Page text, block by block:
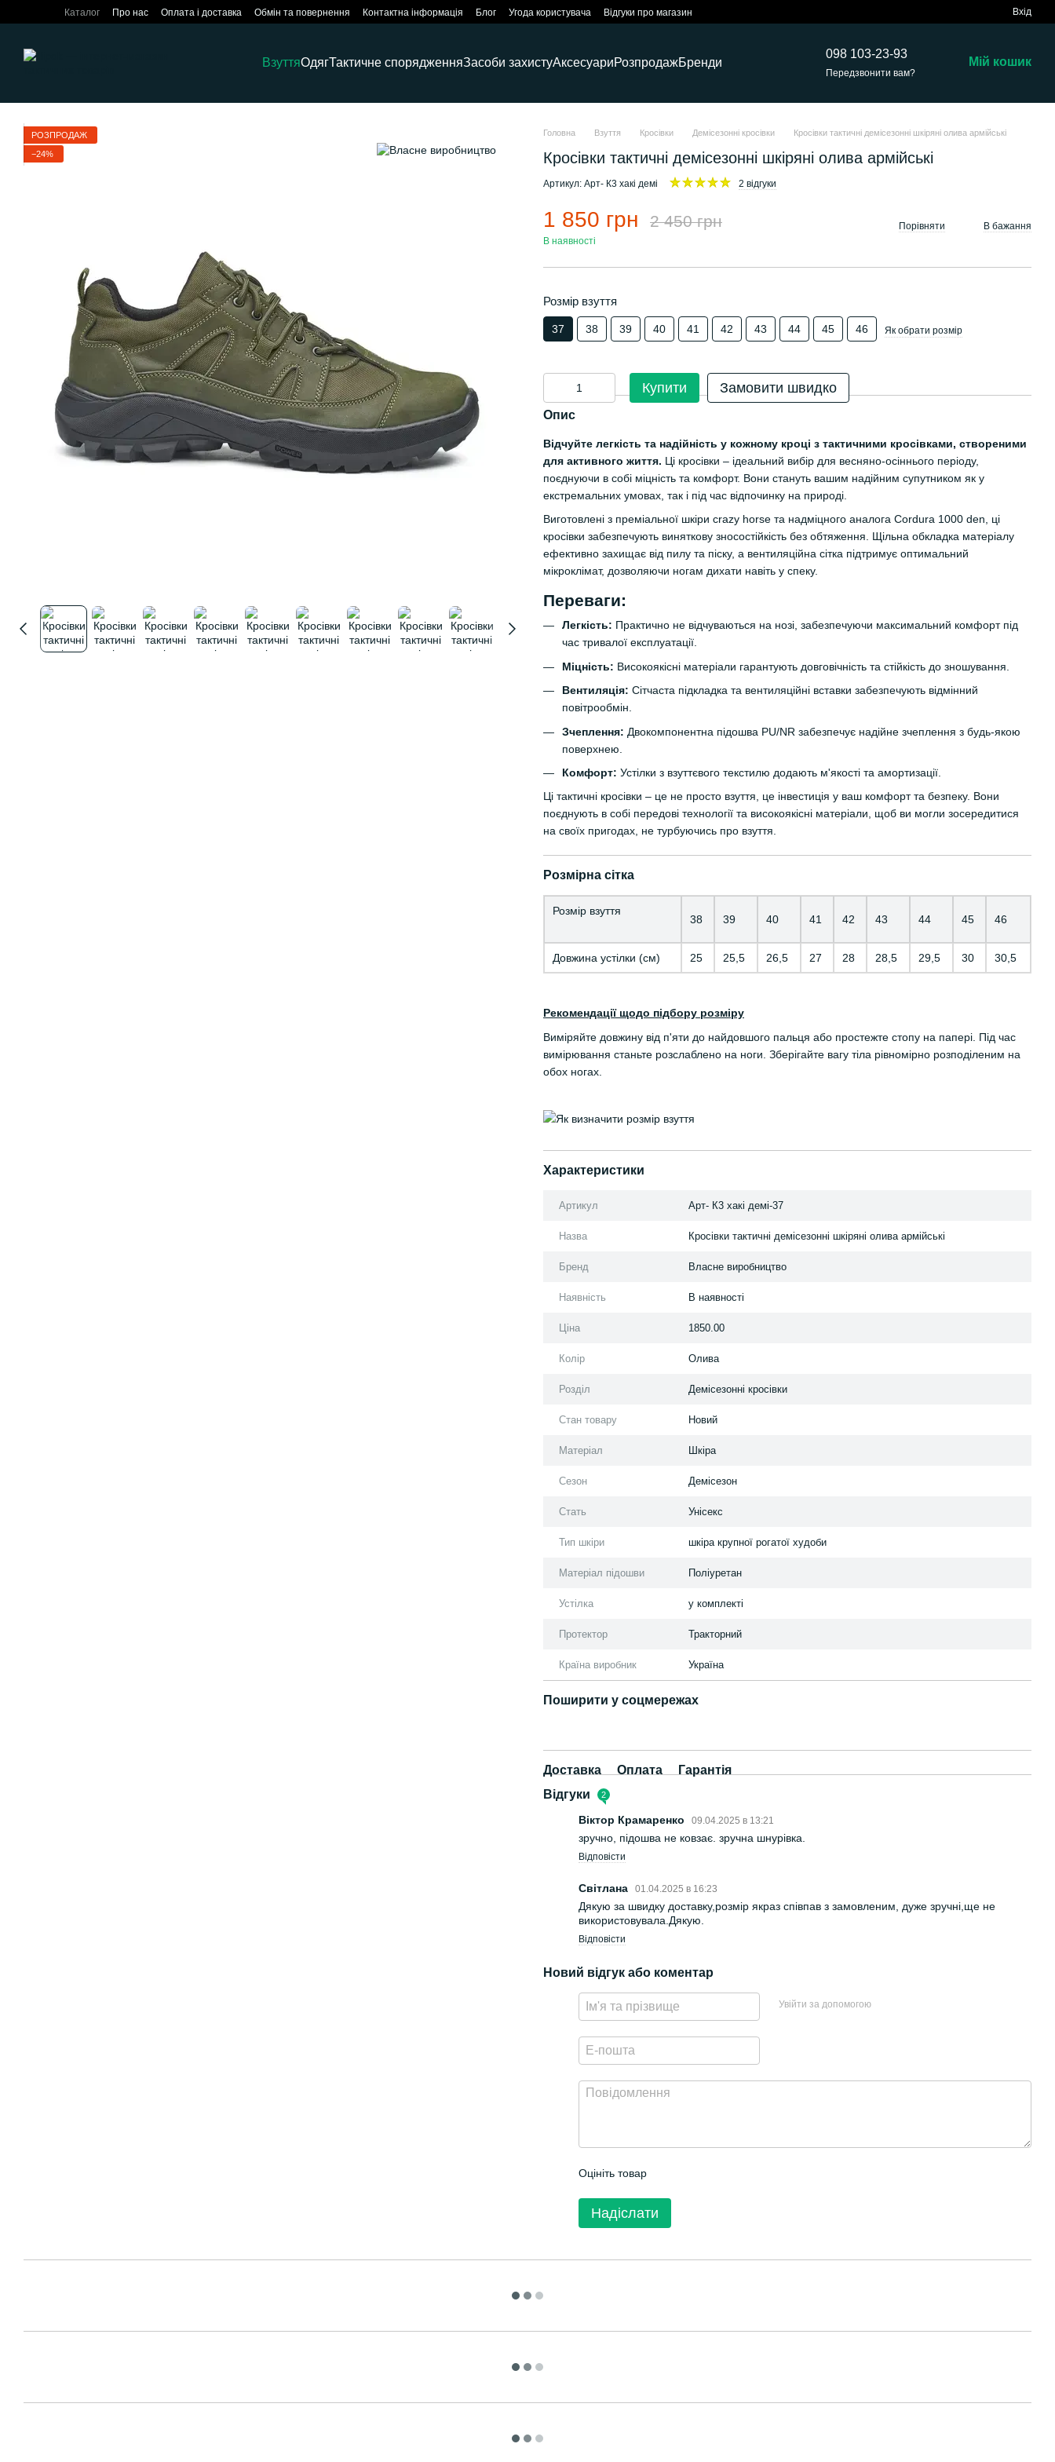
Перейти до основного контенту
Каталог Про нас Оплата і доставка Обмін та повернення Контактна інформація Блог Угода користувача Відгуки про магазин Вхід
ВзуттяОдягТактичне спорядженняЗасоби захистуАксесуариРозпродажБренди
098 103-23-93
Передзвонити вам?
Мій кошик
РОЗПРОДАЖ
−24%
Головна Взуття Кросівки Демісезонні кросівки Кросівки тактичні демісезонні шкіряні олива армійські
Кросівки тактичні демісезонні шкіряні олива армійські
Артикул: Арт- К3 хакі демі 2 відгуки
1 850 грн 2 450 грн
В наявності
Порівняти В бажання
Розмір взуття
37 38 39 40 41 42 43 44 45 46 Як обрати розмір
Купити Замовити швидко
Опис
Відчуйте легкість та надійність у кожному кроці з тактичними кросівками, створеними
для активного життя. Ці кросівки – ідеальний вибір для весняно-осіннього періоду,
поєднуючи в собі міцність та комфорт. Вони стануть вашим надійним супутником як у
екстремальних умовах, так і під час відпочинку на природі.
Виготовлені з преміальної шкіри crazy horse та надміцного аналога Cordura 1000 den, ці
кросівки забезпечують виняткову зносостійкість без обтяження. Щільна обкладка матеріалу
ефективно захищає від пилу та піску, а вентиляційна сітка підтримує оптимальний
мікроклімат, дозволяючи ногам дихати навіть у спеку.
Переваги:
Легкість: Практично не відчуваються на нозі, забезпечуючи максимальний комфорт під
час тривалої експлуатації.
Міцність: Високоякісні матеріали гарантують довговічність та стійкість до зношування.
Вентиляція: Сітчаста підкладка та вентиляційні вставки забезпечують відмінний
повітрообмін.
Зчеплення: Двокомпонентна підошва PU/NR забезпечує надійне зчеплення з будь-якою
поверхнею.
Комфорт: Устілки з взуттєвого текстилю додають м'якості та амортизації.
Ці тактичні кросівки – це не просто взуття, це інвестиція у ваш комфорт та безпеку. Вони
поєднують в собі передові технології та високоякісні матеріали, щоб ви могли зосередитися
на своїх пригодах, не турбуючись про взуття.
Розмірна сітка
Розмір взуття
38 39 40 41 42 43 44 45 46
Довжина устілки (см) 25 25,5 26,5 27 28 28,5 29,5 30 30,5
Рекомендації щодо підбору розміру
Виміряйте довжину від п'яти до найдовшого пальця або простежте стопу на папері. Під час
вимірювання станьте розслаблено на ноги. Зберігайте вагу тіла рівномірно розподіленим на
обох ногах.
Характеристики
Артикул Арт- К3 хакі демі-37
Назва Кросівки тактичні демісезонні шкіряні олива армійські
Бренд Власне виробництво
Наявність В наявності
Ціна 1850.00
Колір Олива
Розділ Демісезонні кросівки
Стан товару Новий
Матеріал Шкіра
Сезон Демісезон
Стать Унісекс
Тип шкіри шкіра крупної рогатої худоби
Матеріал підошви Поліуретан
Устілка у комплекті
Протектор Тракторний
Країна виробник Україна
Поширити у соцмережах
Доставка Оплата
Гарантія
Відгуки
2
Віктор Крамаренко 09.04.2025 в 13:21
зручно, підошва не ковзає. зручна шнурівка.
Відповісти
Світлана 01.04.2025 в 16:23
Дякую за швидку доставку,розмір якраз співпав з замовленим, дуже зручні,ще не
використовувала.Дякую.
Відповісти
Новий відгук або коментар
Увійти за допомогою
Оцініть товар
Надіслати